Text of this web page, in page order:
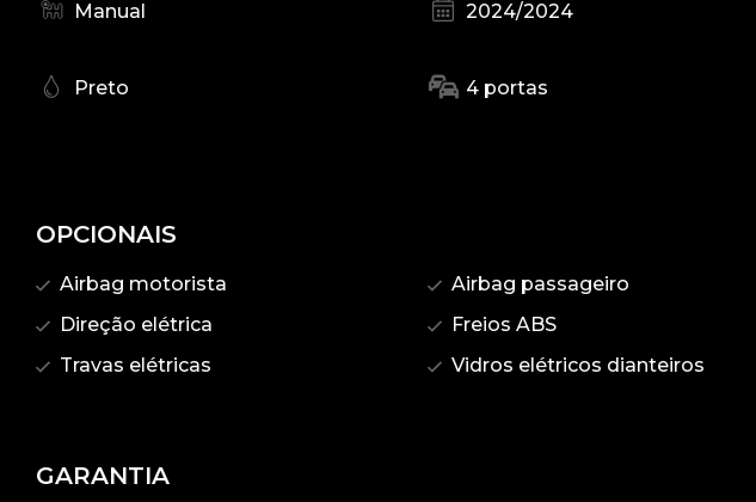
Manual 2024/2024
Preto 4 portas
OPCIONAIS
Airbag motorista Airbag passageiro
Direção elétrica
Freios ABS
Travas elétricas
Vidros elétricos dianteiros
GARANTIA